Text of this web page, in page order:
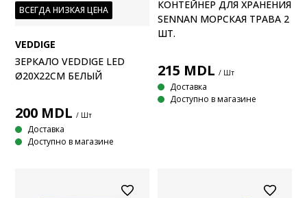
ВСЕГДА НИЗКАЯ ЦЕНА
VEDDIGE
ЗЕРКАЛО VEDDIGE LED
Ø20X22СМ БЕЛЫЙ
200 MDL / Шт
Доставка
Доступно в магазине
КОНТЕЙНЕР ДЛЯ ХРАНЕНИЯ
SENNAN МОРСКАЯ ТРАВА 2
ШТ.
215 MDL / Шт
Доставка
Доступно в магазине